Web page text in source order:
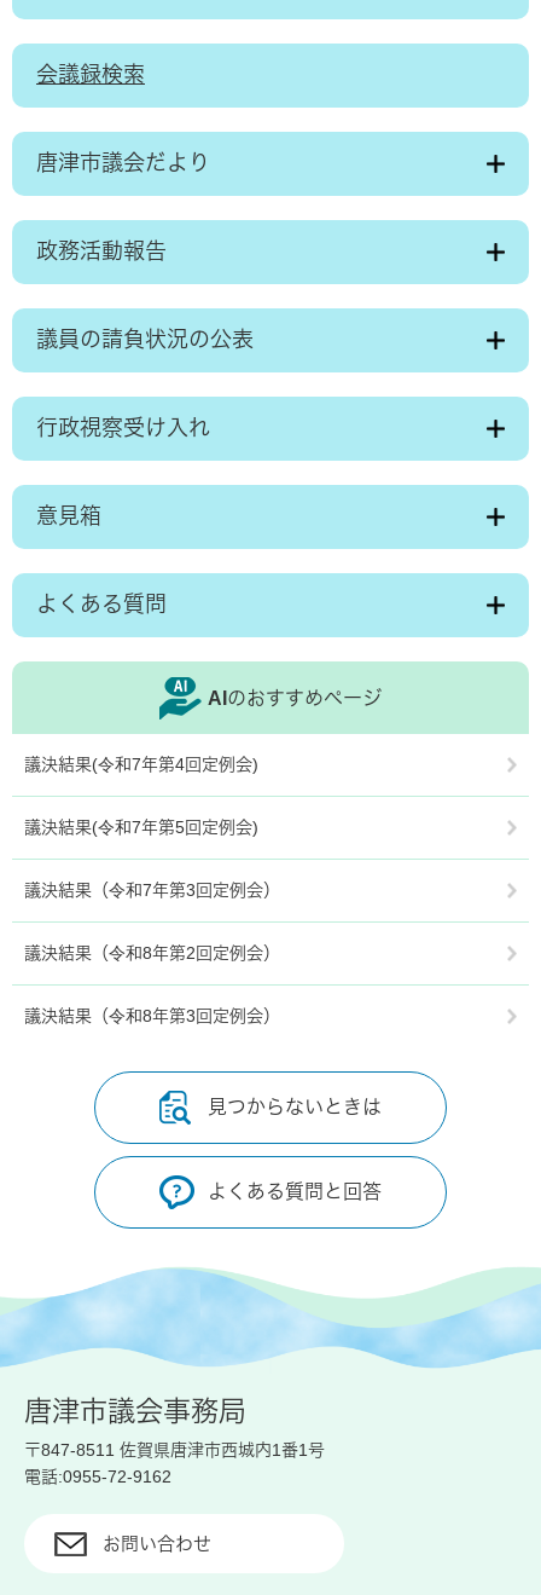
会議録検索
唐津市議会だより
政務活動報告
議員の請負状況の公表
行政視察受け入れ
意見箱
よくある質問
AIのおすすめページ
議決結果(令和7年第4回定例会)
議決結果(令和7年第5回定例会)
議決結果（令和7年第3回定例会）
議決結果（令和8年第2回定例会）
議決結果（令和8年第3回定例会）
見つからないときは
よくある質問と回答
唐津市議会事務局
〒847-8511 佐賀県唐津市西城内1番1号
電話:0955-72-9162
お問い合わせ